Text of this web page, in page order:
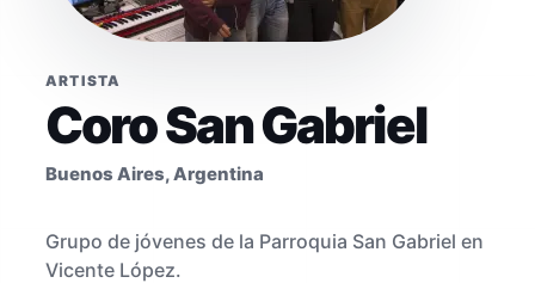
ARTISTA
Coro San Gabriel
Buenos Aires, Argentina
Grupo de jóvenes de la Parroquia San Gabriel en
Vicente López.